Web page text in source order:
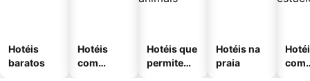
Hotéis
baratos
Hotéis
com
Hotéis que
permitem
Hotéis na
praia
com